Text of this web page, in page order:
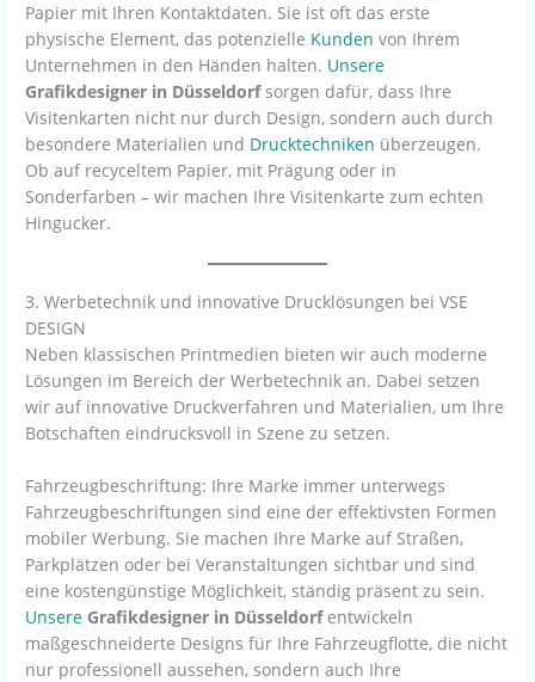
Papier mit Ihren Kontaktdaten. Sie ist oft das erste
physische Element, das potenzielle Kunden von Ihrem
Unternehmen in den Händen halten. Unsere
Grafikdesigner in Düsseldorfsorgen dafür, dass Ihre
Visitenkarten nicht nur durch Design, sondern auch durch
besondere Materialien und Drucktechniken überzeugen.
Ob auf recyceltem Papier, mit Prägung oder in
Sonderfarben – wir machen Ihre Visitenkarte zum echten
Hingucker.
3. Werbetechnik und innovative Drucklösungen bei VSE
DESIGN
Neben klassischen Printmedien bieten wir auch moderne
Lösungen im Bereich der Werbetechnik an. Dabei setzen
wir auf innovative Druckverfahren und Materialien, um Ihre
Botschaften eindrucksvoll in Szene zu setzen.
Fahrzeugbeschriftung: Ihre Marke immer unterwegs
Fahrzeugbeschriftungen sind eine der effektivsten Formen
mobiler Werbung. Sie machen Ihre Marke auf Straßen,
Parkplätzen oder bei Veranstaltungen sichtbar und sind
eine kostengünstige Möglichkeit, ständig präsent zu sein.
Unsere Grafikdesigner in Düsseldorfentwickeln
maßgeschneiderte Designs für Ihre Fahrzeugflotte, die nicht
nur professionell aussehen, sondern auch Ihre